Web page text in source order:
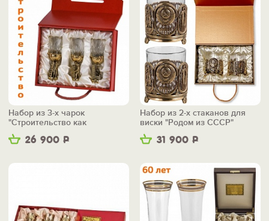
26 900 Р
Набор из 3-х чарок
"Строительство как
искусство"
31 900 Р
Набор из 2-х стаканов для
виски "Родом из СССР"